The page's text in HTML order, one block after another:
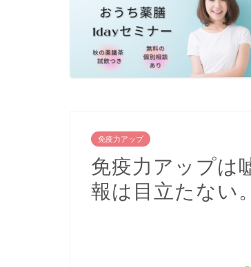
免疫力アップ
免疫力アップは
報は目立たない。